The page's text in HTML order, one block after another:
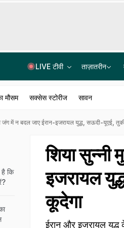
LIVE टीवी ताज़ातरीन
मौसम सक्सेस स्टोरीज सावन
जंग में न बदल जाए ईरान-इजरायल युद्ध, सऊदी-यूएई,
शिया सुन्नी
इजरायल
कूदेगा
ईरान और इजरायल
कि